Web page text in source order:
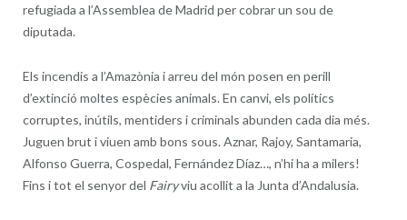
refugiada a l’Assemblea de Madrid per cobrar un sou de
diputada.
Els incendis a l’Amazònia i arreu del món posen en perill
d’extinció moltes espècies animals. En canvi, els polítics
corruptes, inútils, mentiders i criminals abunden cada dia més.
Juguen brut i viuen amb bons sous. Aznar, Rajoy, Santamaria,
Alfonso Guerra, Cospedal, Fernández Díaz…, n’hi ha a milers!
Fins i tot el senyor del Fairyviu acollit a la Junta d’Andalusia.